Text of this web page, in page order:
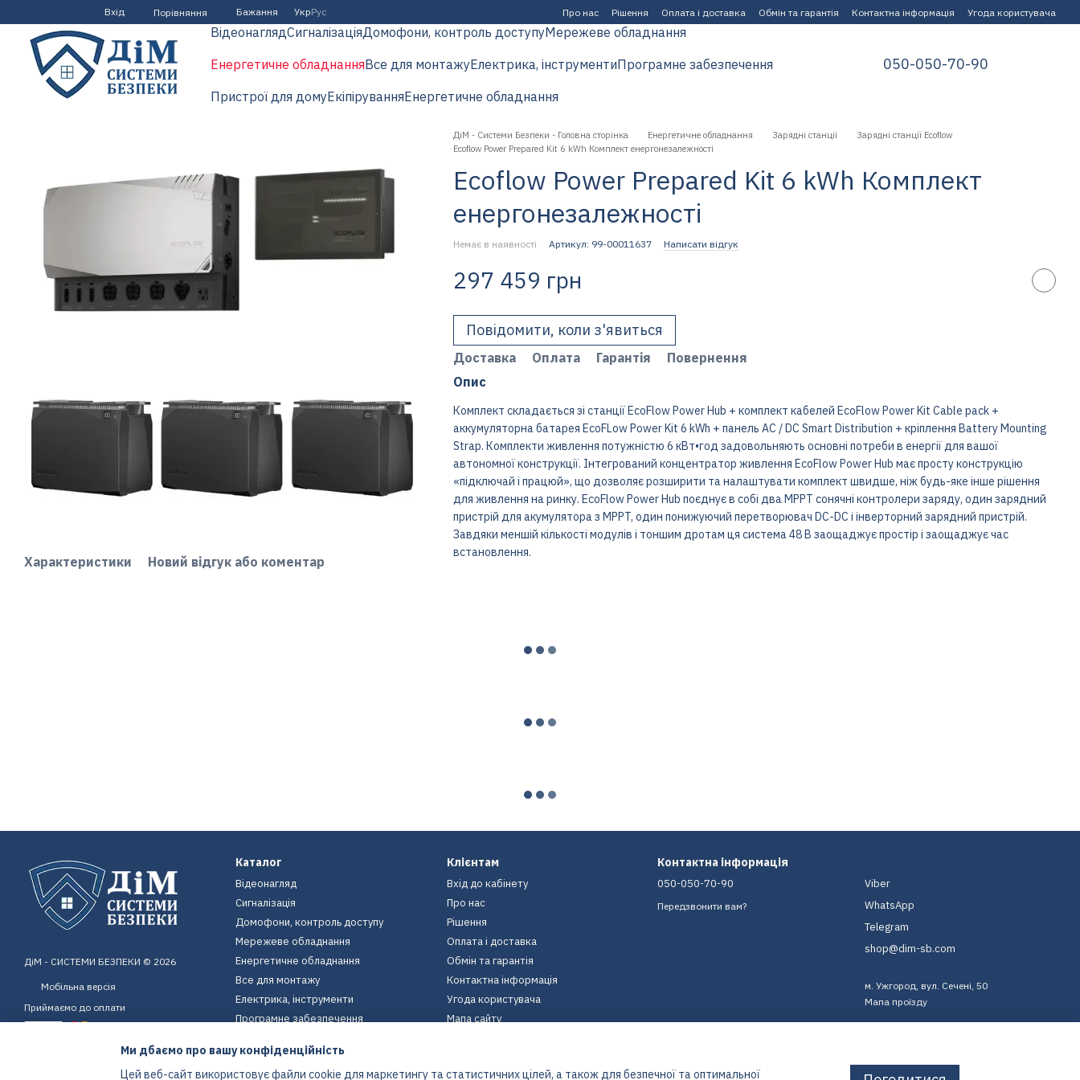
Перейти до основного контенту
Вхід Порівняння Бажання УкрРус Про нас Рішення Оплата і доставка Обмін та гарантія Контактна інформація Угода користувача
ВідеонаглядСигналізаціяДомофони, контроль доступуМережеве обладнання
Енергетичне обладнанняВсе для монтажуЕлектрика, інструментиПрограмне забезпечення
Пристрої для домуЕкіпіруванняЕнергетичне обладнання
050-050-70-90
Характеристики Новий відгук або коментар
ДіМ - Системи Безпеки - Головна сторінка Енергетичне обладнання Зарядні станції
Зарядні станції Ecoflow
Ecoflow Power Prepared Kit 6 kWh Комплект енергонезалежності
Ecoflow Power Prepared Kit 6 kWh Комплект
енергонезалежності
Немає в наявності Артикул: 99-00011637 Написати відгук
297 459 грн
Повідомити, коли з'явиться
Доставка Оплата Гарантія
Повернення
Опис
Комплект складається зі станції EcoFlow Power Hub + комплект кабелей EcoFlow Power Kit Cable pack +
аккумуляторна батарея EcoFLow Power Kit 6 kWh + панель AC / DC Smart Distribution + кріплення Battery Mounting
Strap. Комплекти живлення потужністю 6 кВт•год задовольняють основні потреби в енергії для вашої
автономної конструкції. Інтегрований концентратор живлення EcoFlow Power Hub має просту конструкцію
«підключай і працюй», що дозволяє розширити та налаштувати комплект швидше, ніж будь-яке інше рішення
для живлення на ринку. EcoFlow Power Hub поєднує в собі два MPPT сонячні контролери заряду, один зарядний
пристрій для акумулятора з MPPT, один понижуючий перетворювач DC-DC і інверторний зарядний пристрій.
Завдяки меншій кількості модулів і тоншим дротам ця система 48 В заощаджує простір і заощаджує час
встановлення.
ДіМ - СИСТЕМИ БЕЗПЕКИ © 2026
Мобільна версія
Приймаємо до оплати
Каталог
Відеонагляд
Сигналізація
Домофони, контроль доступу
Мережеве обладнання
Енергетичне обладнання
Все для монтажу
Електрика, інструменти
Програмне забезпечення
Екіпірування
Енергетичне обладнання
Клієнтам
Вхід до кабінету
Про нас
Рішення
Оплата і доставка
Обмін та гарантія
Контактна інформація
Угода користувача
Мапа сайту
Контактна інформація
050-050-70-90
Передзвонити вам?
Viber
WhatsApp
Telegram
shop@dim-sb.com
м. Ужгород, вул. Сечені, 50
Мапа проїзду
Ми дбаємо про вашу конфіденційність
Цей веб-сайт використовує файли cookie для маркетингу та статистичних цілей, а також для безпечної та оптимальної